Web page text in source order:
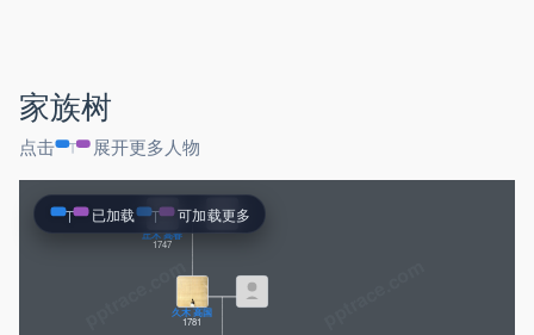
家族树
点击 展开更多人物
pptrace.com久木 高国
1781
丘木 高春
1747
已加载 可加载更多